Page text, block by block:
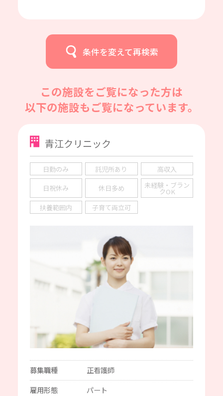
条件を変えて再検索
この施設をご覧になった方は
以下の施設もご覧になっています。
青江クリニック
日勤のみ 託児所あり 高収入
日祝休み 休日多め 未経験・ブラン
クOK
扶養範囲内
子育て両立可
募集職種
正看護師
雇用形態
パート